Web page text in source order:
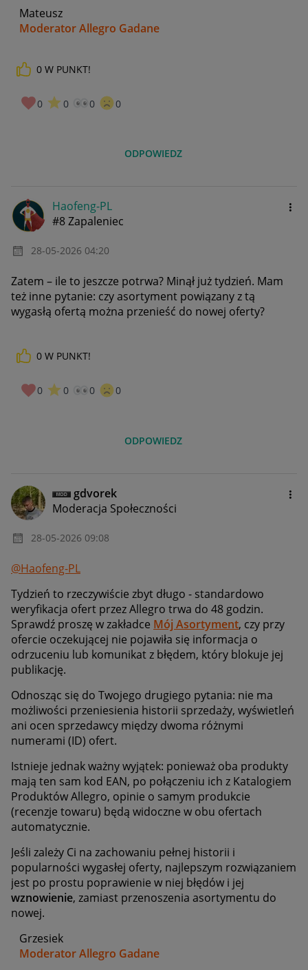
Mateusz
Moderator Allegro Gadane
0 W PUNKT!
0 0 0 0
ODPOWIEDZ
Haofeng-PL
#8 Zapaleniec
‎28-05-2026 04:20
Zatem – ile to jeszcze potrwa? Minął już tydzień. Mam
też inne pytanie: czy asortyment powiązany z tą
wygasłą ofertą można przenieść do nowej oferty?
0 W PUNKT!
0 0 0 0
ODPOWIEDZ
gdvorek
Moderacja Społeczności
‎28-05-2026 09:08
@Haofeng-PL
Tydzień to rzeczywiście zbyt długo - standardowo
weryfikacja ofert przez Allegro trwa do 48 godzin.
Sprawdź proszę w zakładce Mój Asortyment, czy przy
ofercie oczekującej nie pojawiła się informacja o
odrzuceniu lub komunikat z błędem, który blokuje jej
publikację.
Odnosząc się do Twojego drugiego pytania: nie ma
możliwości przeniesienia historii sprzedaży, wyświetleń
ani ocen sprzedawcy między dwoma różnymi
numerami (ID) ofert.
Istnieje jednak ważny wyjątek: ponieważ oba produkty
mają ten sam kod EAN, po połączeniu ich z Katalogiem
Produktów Allegro, opinie o samym produkcie
(recenzje towaru) będą widoczne w obu ofertach
automatycznie.
Jeśli zależy Ci na zachowaniu pełnej historii i
popularności wygasłej oferty, najlepszym rozwiązaniem
jest po prostu poprawienie w niej błędów i jej
wznowienie, zamiast przenoszenia asortymentu do
nowej.
Grzesiek
Moderator Allegro Gadane